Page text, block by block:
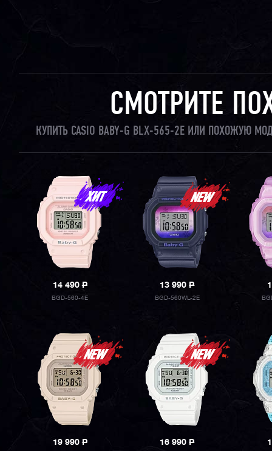
СМОТРИТЕ
КУПИТЬ CASIO BABY-G BLX-565-2E ИЛИ ПОХОЖУЮ
14 490P
BGD-560-4E
13 990P
BGD-560WL-2E
19 990P 16 990P